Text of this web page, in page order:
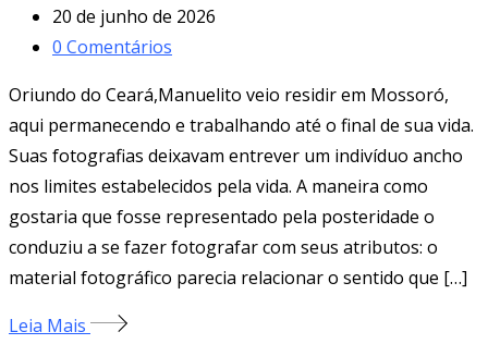
20 de junho de 2026
0 Comentários
Oriundo do Ceará,Manuelito veio residir em Mossoró,
aqui permanecendo e trabalhando até o final de sua vida.
Suas fotografias deixavam entrever um indivíduo ancho
nos limites estabelecidos pela vida. A maneira como
gostaria que fosse representado pela posteridade o
conduziu a se fazer fotografar com seus atributos: o
material fotográfico parecia relacionar o sentido que […]
Leia Mais